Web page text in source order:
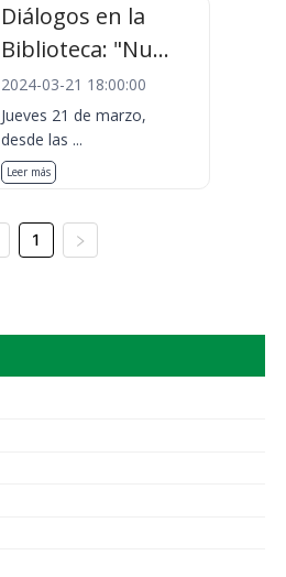
Diálogos en la
Biblioteca: "Nu...
2024-03-21 18:00:00
Jueves 21 de marzo,
desde las ...
Leer más
1